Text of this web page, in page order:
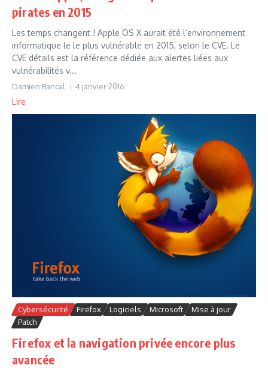
pirates en 2015
Les temps changent ! Apple OS X aurait été l’environnement
informatique le le plus vulnérable en 2015, selon le CVE. Le
CVE détails est la référence dédiée aux alertes liées aux
vulnérabilités v...
Damien Bancal 4 janvier 2016
Lire
Cybersécurité Firefox Logiciels Microsoft
Mise à jour
Patch
Firefox et la navigation privée encore plus
avancée